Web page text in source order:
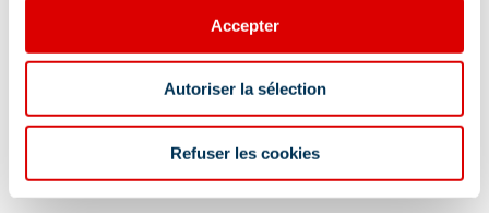
Accepter
Autoriser la sélection
Refuser les cookies
Lokalisatie